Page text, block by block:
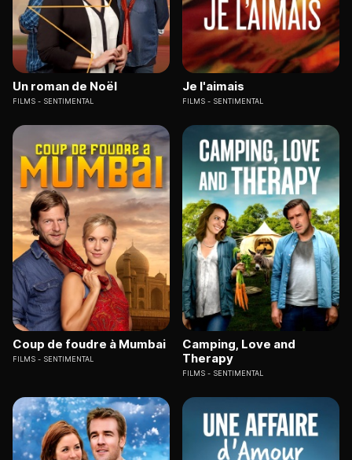
Un roman de Noël
FILMS SENTIMENTAL
Je l'aimais
FILMS SENTIMENTAL
Coup de foudre à Mumbai
FILMS SENTIMENTAL
Camping, Love and
Therapy
FILMS SENTIMENTAL